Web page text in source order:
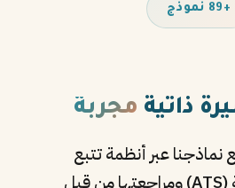
+89 نموذج
ذاتية مجربة
نماذجنا عبر أنظمة تتبع
المتقدمين الآلية (ATS) ومراجعتها من قبل